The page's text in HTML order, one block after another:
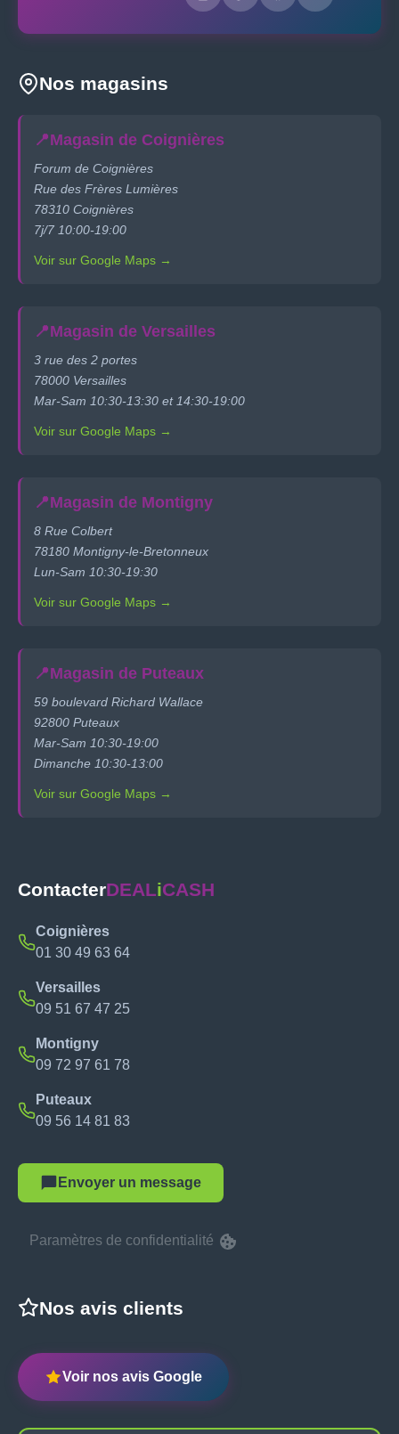
Nos magasins
📍Magasin de Coignières
Forum de Coignières
Rue des Frères Lumières
78310 Coignières
7j/7 10:00-19:00
Voir sur Google Maps →
📍Magasin de Versailles
3 rue des 2 portes
78000 Versailles
Mar-Sam 10:30-13:30 et 14:30-19:00
Voir sur Google Maps →
📍Magasin de Montigny
8 Rue Colbert
78180 Montigny-le-Bretonneux
Lun-Sam 10:30-19:30
Voir sur Google Maps →
📍Magasin de Puteaux
59 boulevard Richard Wallace
92800 Puteaux
Mar-Sam 10:30-19:00
Dimanche 10:30-13:00
Voir sur Google Maps →
ContacterDEALiCASH
Coignières
01 30 49 63 64
Versailles
09 51 67 47 25
Montigny
09 72 97 61 78
Puteaux
09 56 14 81 83
Envoyer un message
Paramètres de confidentialité
Nos avis clients
Voir nos avis Google